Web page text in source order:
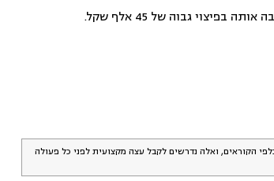
גבוה של 45 אלף שקל.
הקוראים, ואלה נדרשים לקבל עצה מקצועית לפני כל פעולה